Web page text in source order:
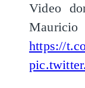
Video
https://